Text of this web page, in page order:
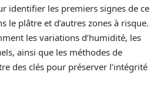
identifier les premiers signes de ce
le plâtre et d’autres zones à risque.
les variations d’humidité, les
ainsi que les méthodes de
des clés pour préserver l’intégrité